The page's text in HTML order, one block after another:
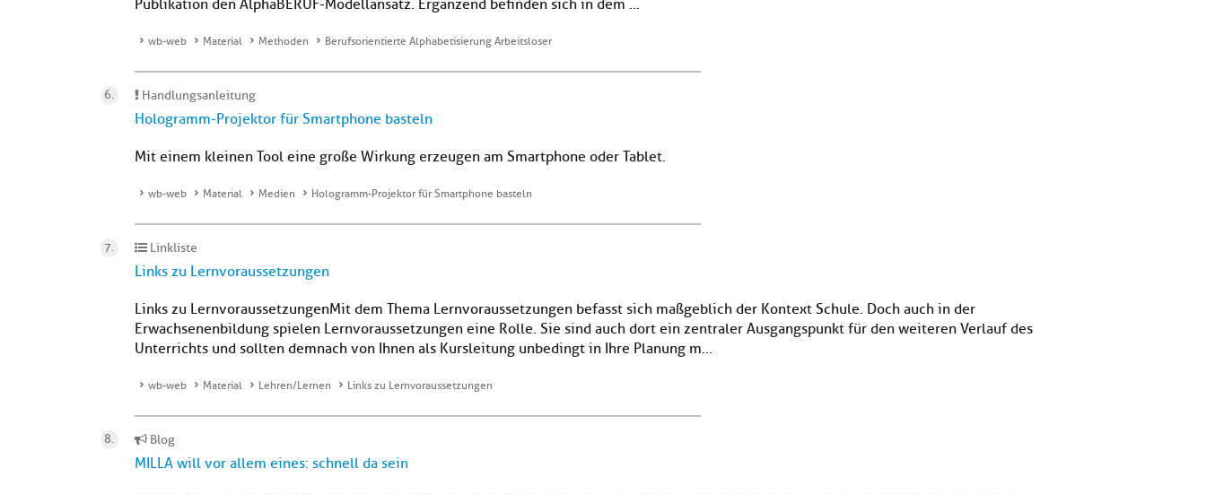
Publikation den AlphaBERUF-Modellansatz. Ergänzend befinden sich in dem ...
wb-web Material Methoden Berufsorientierte Alphabetisierung Arbeitsloser
Handlungsanleitung
Hologramm-Projektor für Smartphone basteln
Mit einem kleinen Tool eine große Wirkung erzeugen am Smartphone oder Tablet.
wb-web Material Medien Hologramm-Projektor für Smartphone basteln
Linkliste
Links zu Lernvoraussetzungen
Links zu Lernvoraussetzungen Mit dem Thema Lernvoraussetzungen befasst sich maßgeblich der Kontext Schule. Doch auch in der
Erwachsenenbildung spielen Lernvoraussetzungen eine Rolle. Sie sind auch dort ein zentraler Ausgangspunkt für den weiteren Verlauf des
Unterrichts und sollten demnach von Ihnen als Kursleitung unbedingt in Ihre Planung m...
wb-web Material Lehren/Lernen Links zu Lernvoraussetzungen
Blog
MILLA will vor allem eines: schnell da sein